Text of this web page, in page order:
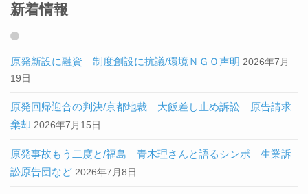
新着情報
原発新設に融資 制度創設に抗議/環境ＮＧＯ声明 2026年7月
19日
原発回帰迎合の判決/京都地裁 大飯差し止め訴訟 原告請求
棄却 2026年7月15日
原発事故もう二度と/福島 青木理さんと語るシンポ 生業訴
訟原告団など 2026年7月8日